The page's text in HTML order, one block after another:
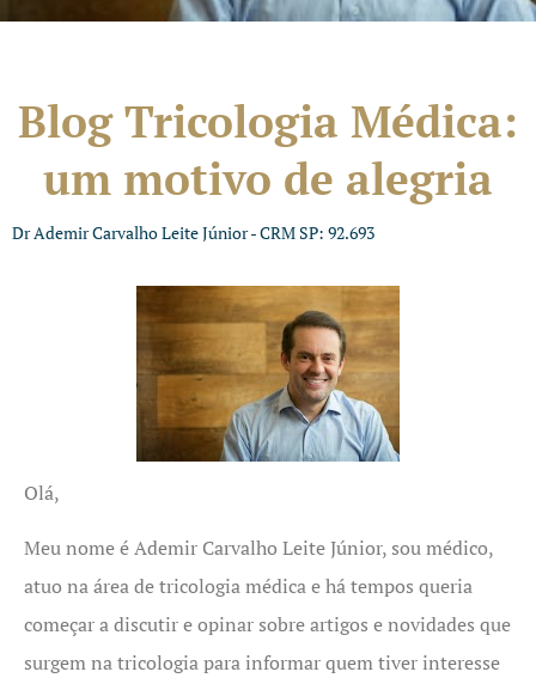
Blog Tricologia Médica:
um motivo de alegria
Dr Ademir Carvalho Leite Júnior - CRM SP: 92.693
Olá,
Meu nome é Ademir Carvalho Leite Júnior, sou médico,
atuo na área de tricologia médica e há tempos queria
começar a discutir e opinar sobre artigos e novidades que
surgem na tricologia para informar quem tiver interesse